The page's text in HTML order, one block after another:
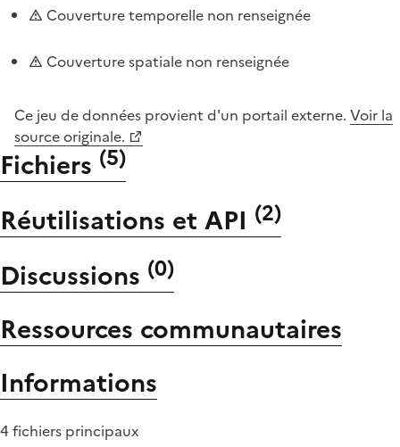
Couverture temporelle non renseignée
Couverture spatiale non renseignée
Ce jeu de données provient d'un portail externe. Voir la
source originale.
Fichiers (5)
Réutilisations et API (2)
Discussions (0)
Ressources communautaires
Informations
4 fichiers principaux